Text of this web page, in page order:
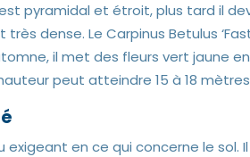
pyramidal et étroit, plus tard il
dense. Le Carpinus Betulus
il met des fleurs vert jaune
peut atteindre 15 à 18
exigeant en ce qui concerne le sol.